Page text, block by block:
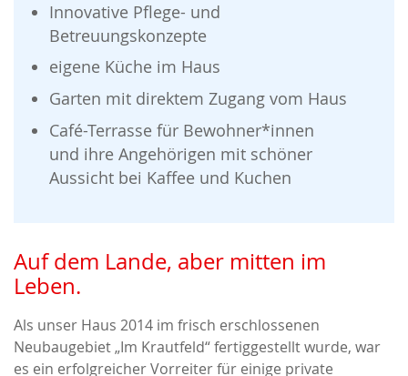
Innovative Pflege- und
Betreuungskonzepte
eigene Küche im Haus
Garten mit direktem Zugang vom Haus
Café-Terrasse für Bewohner*innen
und ihre Angehörigen mit schöner
Aussicht bei Kaffee und Kuchen
Auf dem Lande, aber mitten im
Leben.
Als unser Haus 2014 im frisch erschlossenen
Neubaugebiet „Im Krautfeld“ fertiggestellt wurde, war
es ein erfolgreicher Vorreiter für einige private